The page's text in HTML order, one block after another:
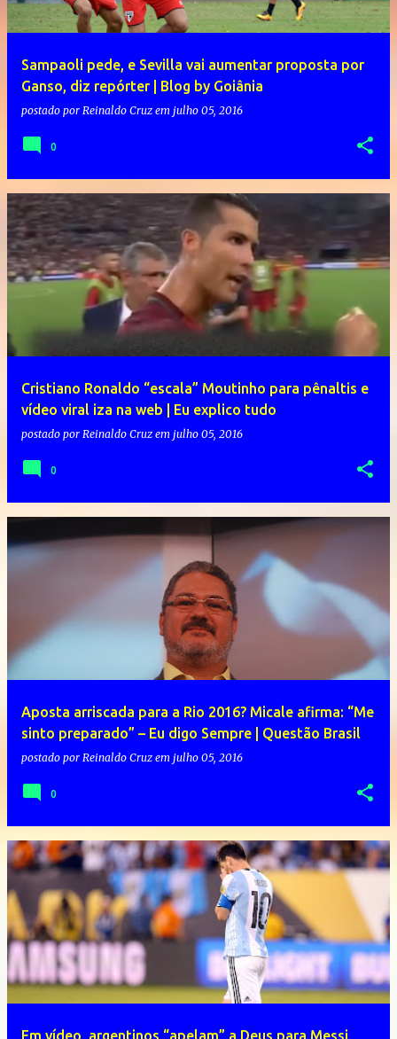
Sampaoli pede, e Sevilla vai aumentar proposta por
Ganso, diz repórter | Blog by Goiânia
postado por Reinaldo Cruz em julho 05, 2016
0
Cristiano Ronaldo “escala” Moutinho para pênaltis e
vídeo viral iza na web | Eu explico tudo
postado por Reinaldo Cruz em julho 05, 2016
0
Aposta arriscada para a Rio 2016? Micale afirma: “Me
sinto preparado” – Eu digo Sempre | Questão Brasil
postado por Reinaldo Cruz em julho 05, 2016
0
Em vídeo, argentinos “apelam” a Deus para Messi